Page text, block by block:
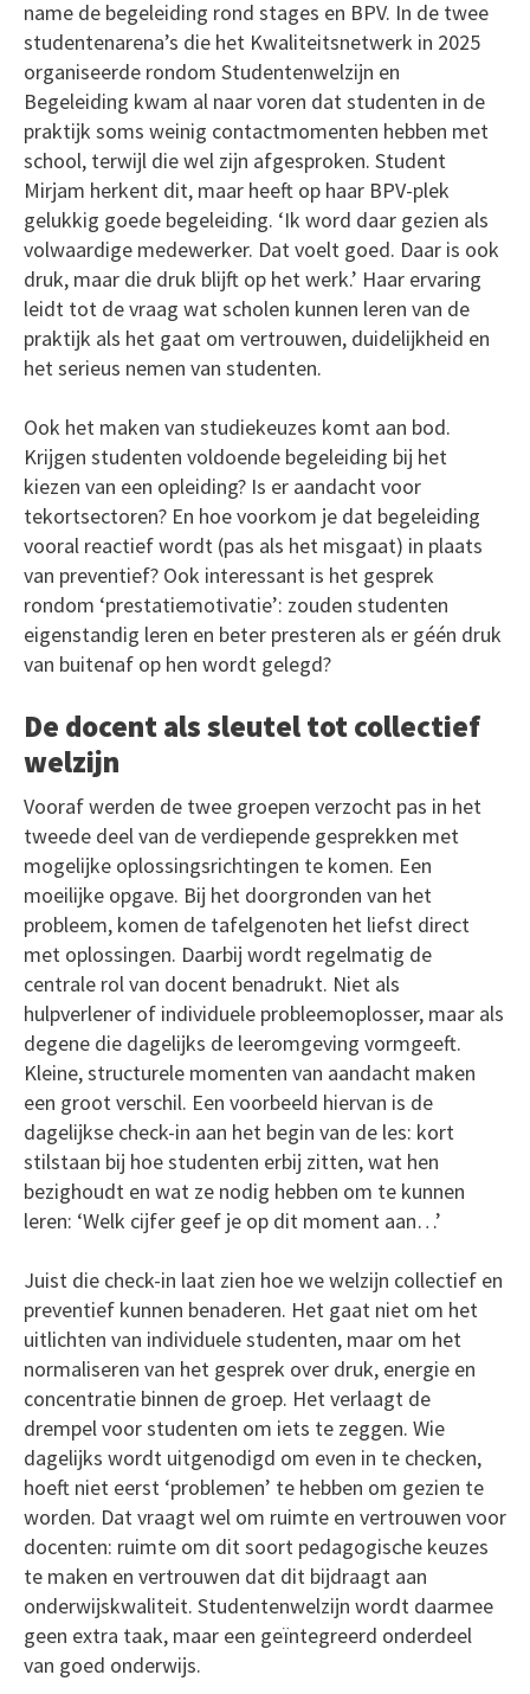
name de begeleiding rond stages en BPV. In de twee
studentenarena’s die het Kwaliteitsnetwerk in 2025
organiseerde rondom Studentenwelzijn en
Begeleiding kwam al naar voren dat studenten in de
praktijk soms weinig contactmomenten hebben met
school, terwijl die wel zijn afgesproken. Student
Mirjam herkent dit, maar heeft op haar BPV-plek
gelukkig goede begeleiding. ‘Ik word daar gezien als
volwaardige medewerker. Dat voelt goed. Daar is ook
druk, maar die druk blijft op het werk.’ Haar ervaring
leidt tot de vraag wat scholen kunnen leren van de
praktijk als het gaat om vertrouwen, duidelijkheid en
het serieus nemen van studenten.
Ook het maken van studiekeuzes komt aan bod.
Krijgen studenten voldoende begeleiding bij het
kiezen van een opleiding? Is er aandacht voor
tekortsectoren? En hoe voorkom je dat begeleiding
vooral reactief wordt (pas als het misgaat) in plaats
van preventief? Ook interessant is het gesprek
rondom ‘prestatiemotivatie’: zouden studenten
eigenstandig leren en beter presteren als er géén druk
van buitenaf op hen wordt gelegd?
De docent als sleutel tot collectief
welzijn
Vooraf werden de twee groepen verzocht pas in het
tweede deel van de verdiepende gesprekken met
mogelijke oplossingsrichtingen te komen. Een
moeilijke opgave. Bij het doorgronden van het
probleem, komen de tafelgenoten het liefst direct
met oplossingen. Daarbij wordt regelmatig de
centrale rol van docent benadrukt. Niet als
hulpverlener of individuele probleemoplosser, maar als
degene die dagelijks de leeromgeving vormgeeft.
Kleine, structurele momenten van aandacht maken
een groot verschil. Een voorbeeld hiervan is de
dagelijkse check-in aan het begin van de les: kort
stilstaan bij hoe studenten erbij zitten, wat hen
bezighoudt en wat ze nodig hebben om te kunnen
leren: ‘Welk cijfer geef je op dit moment aan…’
Juist die check-in laat zien hoe we welzijn collectief en
preventief kunnen benaderen. Het gaat niet om het
uitlichten van individuele studenten, maar om het
normaliseren van het gesprek over druk, energie en
concentratie binnen de groep. Het verlaagt de
drempel voor studenten om iets te zeggen. Wie
dagelijks wordt uitgenodigd om even in te checken,
hoeft niet eerst ‘problemen’ te hebben om gezien te
worden. Dat vraagt wel om ruimte en vertrouwen voor
docenten: ruimte om dit soort pedagogische keuzes
te maken en vertrouwen dat dit bijdraagt aan
onderwijskwaliteit. Studentenwelzijn wordt daarmee
geen extra taak, maar een geïntegreerd onderdeel
van goed onderwijs.